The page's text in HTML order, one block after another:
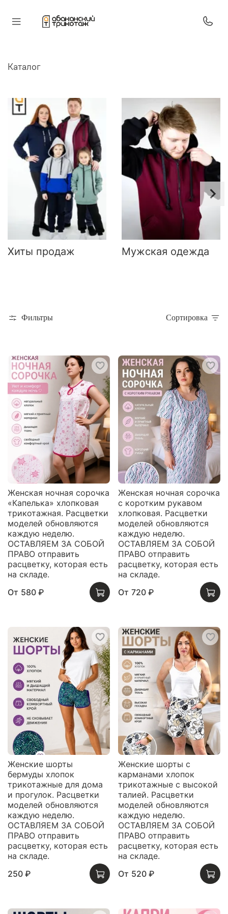
Каталог
Хиты продаж Мужская одежда
Фильтры Сортировка
Женская ночная сорочка
«Капелька» хлопковая
трикотажная. Расцветки
моделей обновляются
каждую неделю.
ОСТАВЛЯЕМ ЗА СОБОЙ
ПРАВО отправить
расцветку, которая есть
на складе.
От 580 ₽
Женская ночная сорочка
с коротким рукавом
хлопковая. Расцветки
моделей обновляются
каждую неделю.
ОСТАВЛЯЕМ ЗА СОБОЙ
ПРАВО отправить
расцветку, которая есть
на складе.
От 720 ₽
Женские шорты
бермуды хлопок
трикотажные для дома
и прогулок. Расцветки
моделей обновляются
каждую неделю.
ОСТАВЛЯЕМ ЗА СОБОЙ
ПРАВО отправить
расцветку, которая есть
на складе.
250 ₽
Женские шорты с
карманами хлопок
трикотажные с высокой
талией. Расцветки
моделей обновляются
каждую неделю.
ОСТАВЛЯЕМ ЗА СОБОЙ
ПРАВО отправить
расцветку, которая есть
на складе.
От 520 ₽